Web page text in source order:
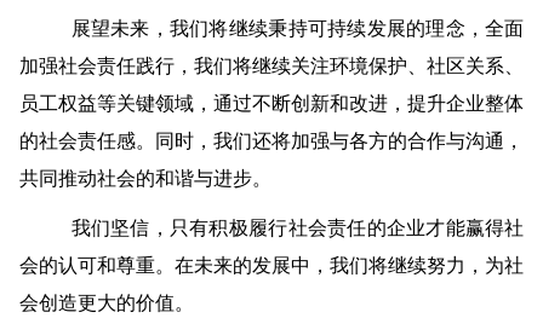
展望未来，我们将继续秉持可持续发展的理念，全面
加强社会责任践行，我们将继续关注环境保护、社区关系、
员工权益等关键领域，通过不断创新和改进，提升企业整体
的社会责任感。同时，我们还将加强与各方的合作与沟通，
共同推动社会的和谐与进步。
我们坚信，只有积极履行社会责任的企业才能赢得社
会的认可和尊重。在未来的发展中，我们将继续努力，为社
会创造更大的价值。